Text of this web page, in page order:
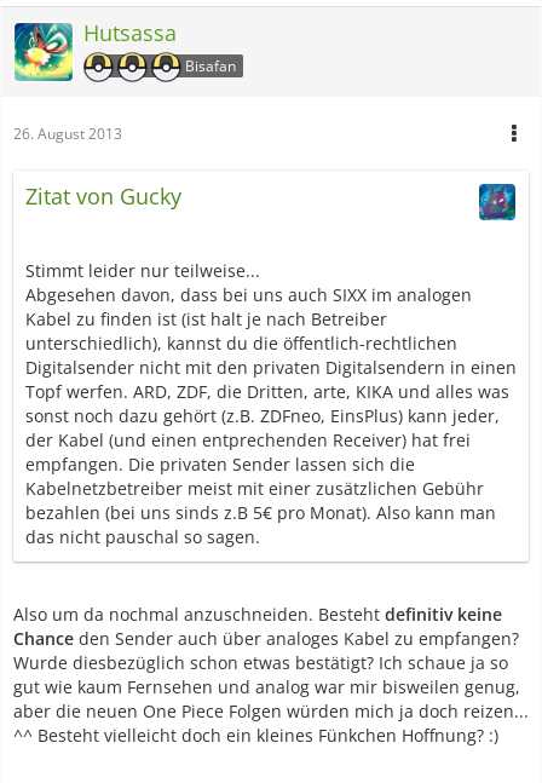
Hutsassa
Bisafan
26. August 2013
Zitat von Gucky
Stimmt leider nur teilweise...
Abgesehen davon, dass bei uns auch SIXX im analogen
Kabel zu finden ist (ist halt je nach Betreiber
unterschiedlich), kannst du die öffentlich-rechtlichen
Digitalsender nicht mit den privaten Digitalsendern in einen
Topf werfen. ARD, ZDF, die Dritten, arte, KIKA und alles was
sonst noch dazu gehört (z.B. ZDFneo, EinsPlus) kann jeder,
der Kabel (und einen entprechenden Receiver) hat frei
empfangen. Die privaten Sender lassen sich die
Kabelnetzbetreiber meist mit einer zusätzlichen Gebühr
bezahlen (bei uns sinds z.B 5€ pro Monat). Also kann man
das nicht pauschal so sagen.
Also um da nochmal anzuschneiden. Besteht definitiv keine
Chance den Sender auch über analoges Kabel zu empfangen?
Wurde diesbezüglich schon etwas bestätigt? Ich schaue ja so
gut wie kaum Fernsehen und analog war mir bisweilen genug,
aber die neuen One Piece Folgen würden mich ja doch reizen...
^^ Besteht vielleicht doch ein kleines Fünkchen Hoffnung? :)